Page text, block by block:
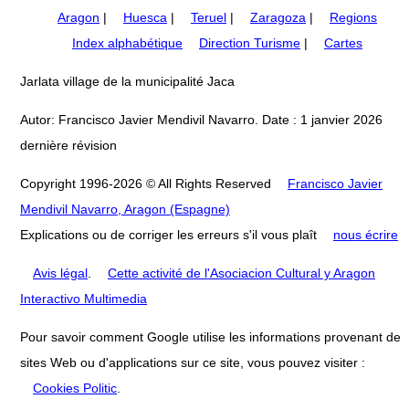
Aragon | Huesca | Teruel | Zaragoza |
Regions
Index alphabétique
Direction Turisme | Cartes
Jarlata village de la municipalité Jaca
Autor: Francisco Javier Mendivil Navarro. Date : 1 janvier 2026
dernière révision
Copyright 1996-2026 © All Rights Reserved
Francisco Javier
Mendivil Navarro, Aragon (Espagne)
Explications ou de corriger les erreurs s'il vous plaît
nous écrire
Avis légal
Cette activité de l'Asociacion Cultural y Aragon
Interactivo Multimedia
Pour savoir comment Google utilise les informations provenant de
sites Web ou d'applications sur ce site, vous pouvez visiter :
Cookies Politic